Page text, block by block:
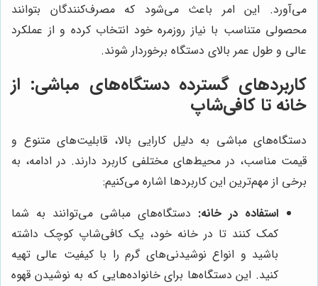
می‌آورد. این امر باعث می‌شود که مصرف‌کنندگان بتوانند
محصولی متناسب با نیاز روزمره خود انتخاب کرده و از عملکرد
عالی و طول عمر بالای دستگاه برخوردار شوند.
کاربردهای گسترده دستگاه‌های مباشی: از
خانه تا کافی‌شاپ
دستگاه‌های مباشی به دلیل کارایی بالا، قابلیت‌های متنوع و
قیمت مناسب، در محیط‌های مختلفی کاربرد دارند. در ادامه، به
برخی از مهم‌ترین این کاربردها اشاره می‌کنیم:
استفاده در خانه: دستگاه‌های مباشی می‌توانند به شما
کمک کنند تا در خانه خود، یک کافی‌شاپ کوچک داشته
باشید و انواع نوشیدنی‌های گرم را با کیفیت عالی تهیه
کنید. این دستگاه‌ها برای خانواده‌هایی که به نوشیدن قهوه